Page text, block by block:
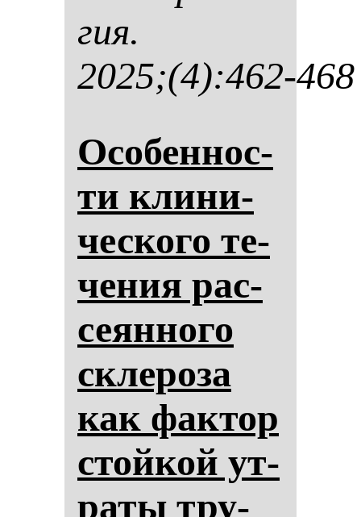
гия.
2025;(4):462-468
Осо­бен­нос­
ти кли­ни­
чес­ко­го те­
че­ния рас­
се­ян­но­го
скле­ро­за
как фак­тор
стой­кой ут­
ра­ты тру­